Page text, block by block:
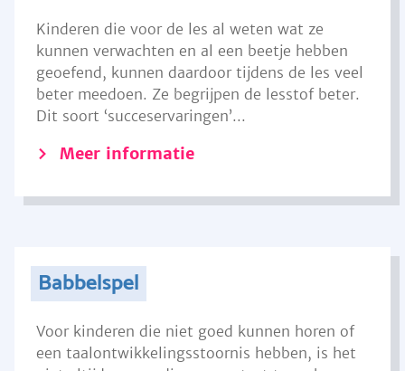
Kinderen die voor de les al weten wat ze
kunnen verwachten en al een beetje hebben
geoefend, kunnen daardoor tijdens de les veel
beter meedoen. Ze begrijpen de lesstof beter.
Dit soort ‘succeservaringen’...
Meer informatie
Babbelspel
Voor kinderen die niet goed kunnen horen of
een taalontwikkelingsstoornis hebben, is het